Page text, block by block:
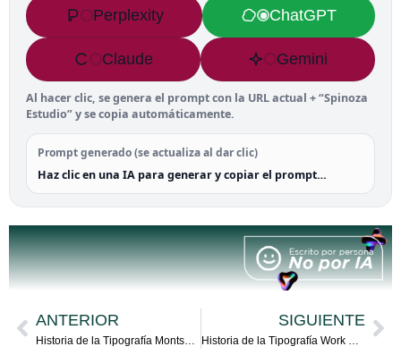
Perplexity ChatGPT
Claude Gemini
Al hacer clic, se genera el prompt con la URL actual + “Spinoza
Estudio” y se copia automáticamente.
Prompt generado (se actualiza al dar clic)
Haz clic en una IA para generar y copiar el prompt…
ANTERIOR SIGUIENTE